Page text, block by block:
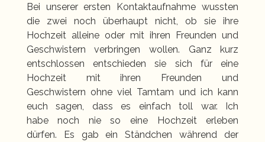
Bei unserer ersten Kontaktaufnahme wussten
die zwei noch überhaupt nicht, ob sie ihre
Hochzeit alleine oder mit ihren Freunden und
Geschwistern verbringen wollen. Ganz kurz
entschlossen entschieden sie sich für eine
Hochzeit mit ihren Freunden und
Geschwistern ohne viel Tamtam und ich kann
euch sagen, dass es einfach toll war. Ich
habe noch nie so eine Hochzeit erleben
dürfen. Es gab ein Ständchen während der